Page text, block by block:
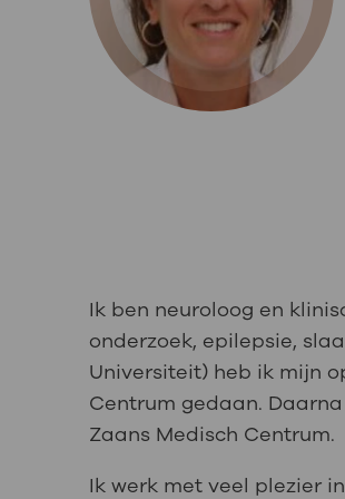
Uw
Uw
Werken
Contact
steeds verder uit, zodat u zelf
we u sneller helpen.
Direct naar MijnOLVG
Ik ben neuroloog en
onderzoek, epilepsie,
Universiteit) heb ik mijn
Centrum gedaan.
Zaans Medisch Centrum.
Ik werk met veel plezier